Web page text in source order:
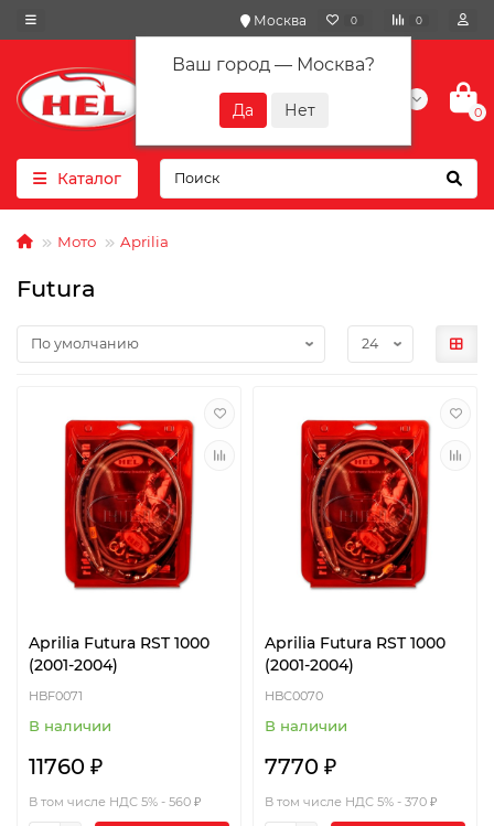
Москва
Ваш город — Москва?
0 0
+7(901) 417-10-01
0
Каталог
Мото Aprilia
Futura
Aprilia Futura RST 1000
(2001-2004)
HBF0071
В наличии
11760 ₽
В том числе НДС 5% - 560 ₽
Aprilia Futura RST 1000
(2001-2004)
HBC0070
В наличии
7770 ₽
В том числе НДС 5% - 370 ₽